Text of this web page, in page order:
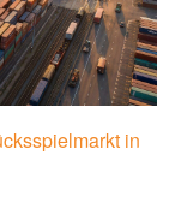
in